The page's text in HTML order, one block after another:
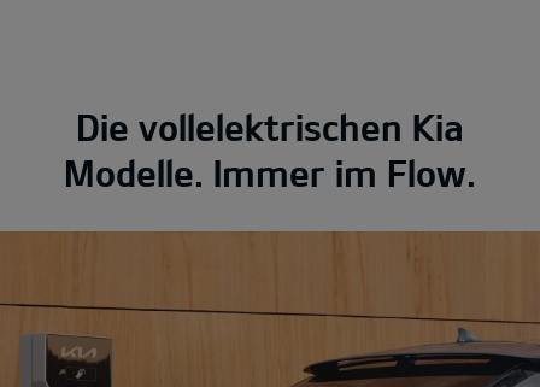
Die vollelektrischen Kia
Modelle. Immer im Flow.